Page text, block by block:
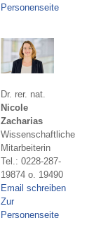
Personenseite
Dr. rer. nat.
Nicole
Zacharias
Wissenschaftliche
Mitarbeiterin
Tel.: 0228-287-
19874 o. 19490
Email schreiben
Zur
Personenseite